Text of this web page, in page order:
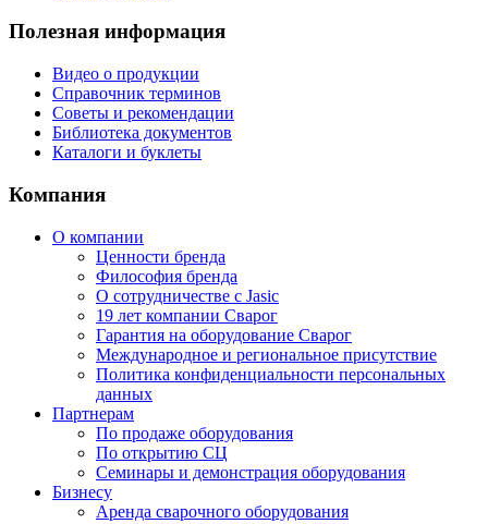
Полезная информация
Видео о продукции
Справочник терминов
Советы и рекомендации
Библиотека документов
Каталоги и буклеты
Компания
О компании
Ценности бренда
Философия бренда
О сотрудничестве с Jasic
19 лет компании Сварог
Гарантия на оборудование Сварог
Международное и региональное присутствие
Политика конфиденциальности персональных
данных
Партнерам
По продаже оборудования
По открытию СЦ
Семинары и демонстрация оборудования
Бизнесу
Аренда сварочного оборудования